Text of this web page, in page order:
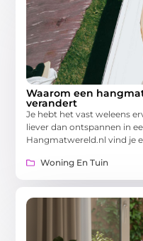
Waarom een
verandert
Je hebt het vast weleens
liever dan ontspannen in
Hangmatwereld.nl vind je
Woning En Tuin